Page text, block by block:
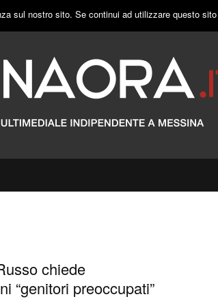
chiede
“genitori preoccupati”
sul nostro sito. Se continui ad utilizzare questo